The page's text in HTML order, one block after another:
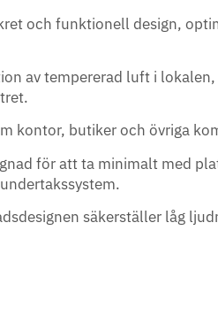
och funktionell design,
av tempererad luft i
kontor, butiker och övriga
för att ta minimalt med
säkerställer låg